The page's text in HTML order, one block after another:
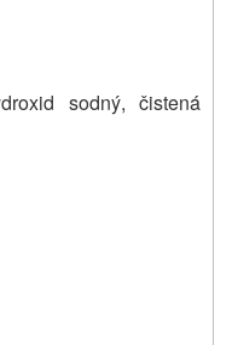
sodný, čistená